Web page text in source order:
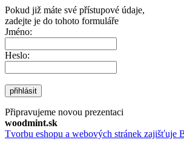
Pokud již máte své přístupové údaje,
zadejte je do tohoto formuláře
Jméno:
Heslo:
přihlásit
Připravujeme novou prezentaci
woodmint.sk
Tvorbu eshopu a webových stránek